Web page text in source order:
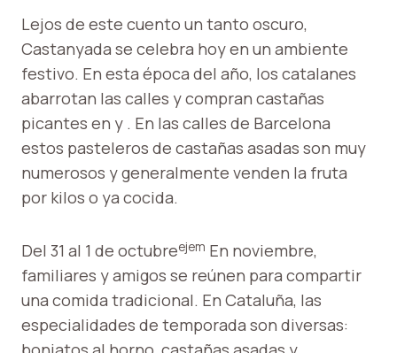
Lejos de este cuento un tanto oscuro,
Castanyada se celebra hoy en un ambiente
festivo. En esta época del año, los catalanes
abarrotan las calles y compran castañas
picantes en y . En las calles de Barcelona
estos pasteleros de castañas asadas son muy
numerosos y generalmente venden la fruta
por kilos o ya cocida.
Del 31 al 1 de octubreejem En noviembre,
familiares y amigos se reúnen para compartir
una comida tradicional. En Cataluña, las
especialidades de temporada son diversas: